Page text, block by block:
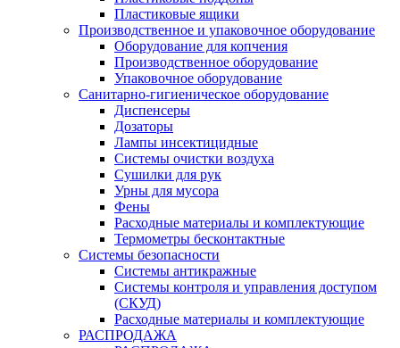
Пластиковые ящики
Производственное и упаковочное оборудование
Оборудование для копчения
Производственное оборудование
Упаковочное оборудование
Санитарно-гигиеническое оборудование
Диспенсеры
Дозаторы
Лампы инсектицидные
Системы очистки воздуха
Сушилки для рук
Урны для мусора
Фены
Расходные материалы и комплектующие
Термометры бесконтактные
Системы безопасности
Системы антикражные
Системы контроля и управления доступом
(СКУД)
Расходные материалы и комплектующие
РАСПРОДАЖА